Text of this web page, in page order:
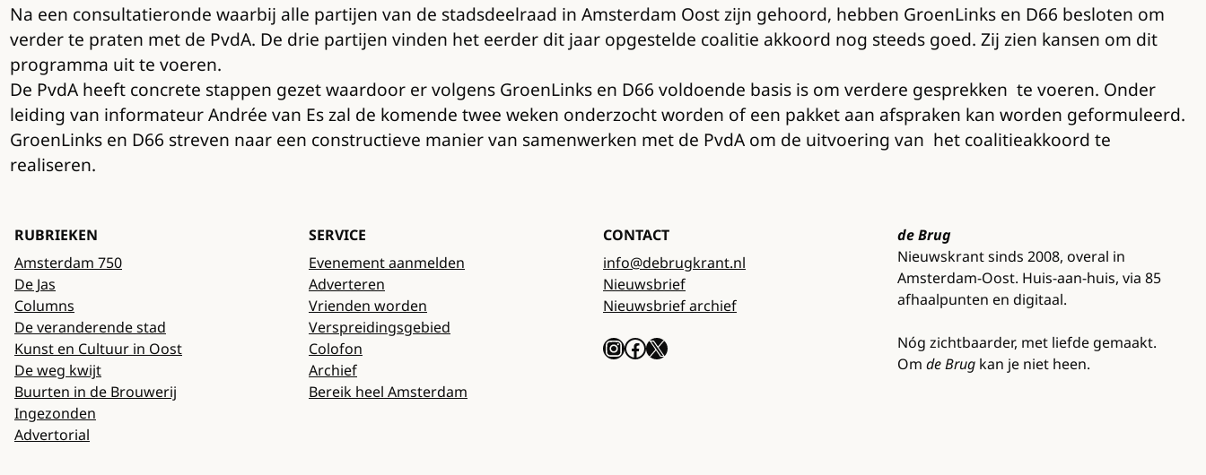
Na een consultatieronde waarbij alle partijen van de stadsdeelraad in Amsterdam Oost zijn gehoord, hebben GroenLinks en D66 besloten om
verder te praten met de PvdA. De drie partijen vinden het eerder dit jaar opgestelde coalitie akkoord nog steeds goed. Zij zien kansen om dit
programma uit te voeren.
De PvdA heeft concrete stappen gezet waardoor er volgens GroenLinks en D66 voldoende basis is om verdere gesprekken te voeren. Onder
leiding van informateur Andrée van Es zal de komende twee weken onderzocht worden of een pakket aan afspraken kan worden geformuleerd.
GroenLinks en D66 streven naar een constructieve manier van samenwerken met de PvdA om de uitvoering van het coalitieakkoord te
realiseren.
RUBRIEKEN
Amsterdam 750
De Jas
Columns
De veranderende stad
Kunst en Cultuur in Oost
De weg kwijt
Buurten in de Brouwerij
Ingezonden
Advertorial
SERVICE
Evenement aanmelden
Adverteren
Vrienden worden
Verspreidingsgebied
Colofon
Archief
Bereik heel Amsterdam
CONTACT
info@debrugkrant.nl
Nieuwsbrief
Nieuwsbrief archief
InstagramFacebook X
de Brug
Nieuwskrant sinds 2008, overal in
Amsterdam-Oost. Huis-aan-huis, via 85
afhaalpunten en digitaal.
Nóg zichtbaarder, met liefde gemaakt.
Om de Brug kan je niet heen.